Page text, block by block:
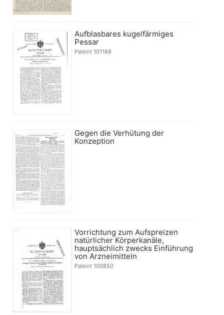
Aufblasbares kugelfärmiges
Pessar
Patent 101188
Gegen die Verhütung der
Konzeption
Vorrichtung zum Aufspreizen
natürlicher Körperkanäle,
hauptsächlich zwecks Einführung
von Arzneimitteln
Patent 100850